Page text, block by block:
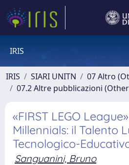
IRIS
IRIS SIARI UNITN
07 Altro
07.2 Altre pubblicazioni
«FIRST LEGO
Millennials: il Talento
Tecnologico-
Sanguanini, Bruno